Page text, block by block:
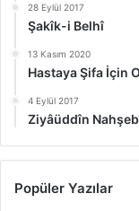
28 Eylül 2017
Şakîk-i Belhî
13 Kasım 2020
Hastaya Şifa İçin
4 Eylül 2017
Ziyâüddîn
Popüler Yazılar